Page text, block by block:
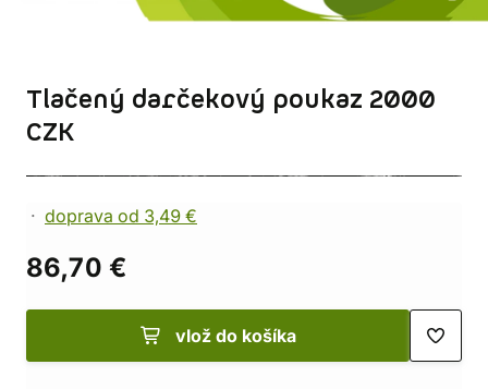
Tlačený darčekový poukaz 2000
CZK
doprava od 3,49 €
86,70 €
vlož do košíka